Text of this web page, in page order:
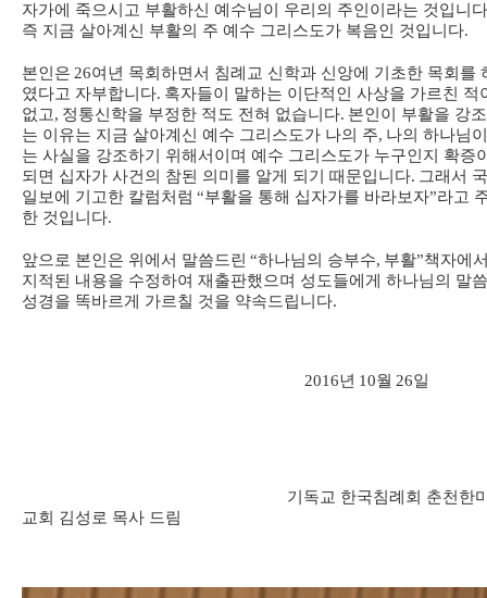
자가에 죽으시고 부활하신 예수님이 우리의 주인이라는 것입니다
즉 지금 살아계신 부활의 주 예수 그리스도가 복음인 것입니다.
본인은 26여년 목회하면서 침례교 신학과 신앙에 기초한 목회를
였다고 자부합니다. 혹자들이 말하는 이단적인 사상을 가르친 적
없고, 정통신학을 부정한 적도 전혀 없습니다. 본인이 부활을 강
는 이유는 지금 살아계신 예수 그리스도가 나의 주, 나의 하나님
는 사실을 강조하기 위해서이며 예수 그리스도가 누구인지 확증
되면 십자가 사건의 참된 의미를 알게 되기 때문입니다. 그래서
일보에 기고한 칼럼처럼 “부활을 통해 십자가를 바라보자”라고
한 것입니다.
앞으로 본인은 위에서 말씀드린 “하나님의 승부수, 부활”책자에
지적된 내용을 수정하여 재출판했으며 성도들에게 하나님의 말
성경을 똑바르게 가르칠 것을 약속드립니다.
2016년 10월 26일
기독교 한국침례회 춘천한마
교회 김성로 목사 드림